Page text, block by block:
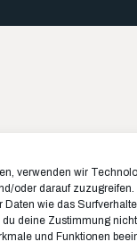
verwenden wir
oder darauf zuzugreifen.
wie das
du deine Zustimmung
und Funktionen
Büro
Rudolf-Von-
48147
0251